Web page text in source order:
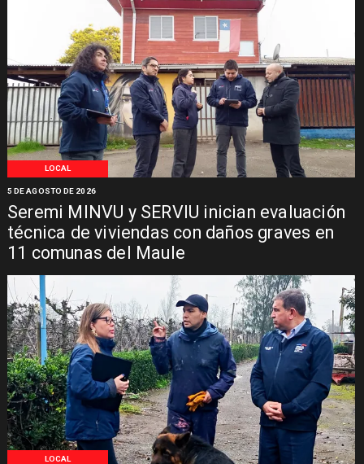
LOCAL
Seremi MINVU y SERVIU inician evaluación
técnica de viviendas con daños graves en
11 comunas del Maule
5 DE AGOSTO DE 2026
LOCAL